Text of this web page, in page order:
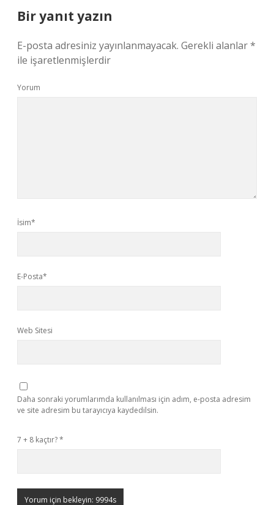
Bir yanıt yazın
E-posta adresiniz yayınlanmayacak. Gerekli alanlar*
ile işaretlenmişlerdir
Yorum
İsim*
E-Posta*
Web Sitesi
Daha sonraki yorumlarımda kullanılması için adım, e-posta adresim
ve site adresim bu tarayıcıya kaydedilsin.
7 + 8 kaçtır?*